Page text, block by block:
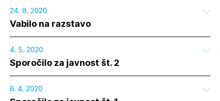
24. 8. 2020
Vabilo na razstavo
4. 5. 2020
Sporočilo za javnost št. 2
6. 4. 2020